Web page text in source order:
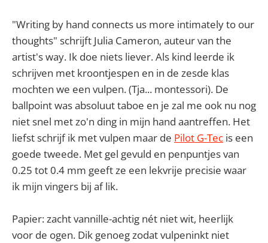
"Writing by hand connects us more intimately to our
thoughts" schrijft Julia Cameron, auteur van the
artist's way. Ik doe niets liever. Als kind leerde ik
schrijven met kroontjespen en in de zesde klas
mochten we een vulpen. (Tja... montessori). De
ballpoint was absoluut taboe en je zal me ook nu nog
niet snel met zo'n ding in mijn hand aantreffen. Het
liefst schrijf ik met vulpen maar de Pilot G-Tec is een
goede tweede. Met gel gevuld en penpuntjes van
0.25 tot 0.4 mm geeft ze een lekvrije precisie waar
ik mijn vingers bij af lik.
Papier: zacht vannille-achtig nét niet wit, heerlijk
voor de ogen. Dik genoeg zodat vulpeninkt niet